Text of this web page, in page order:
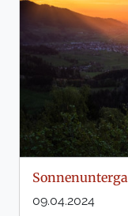
09.04.2024